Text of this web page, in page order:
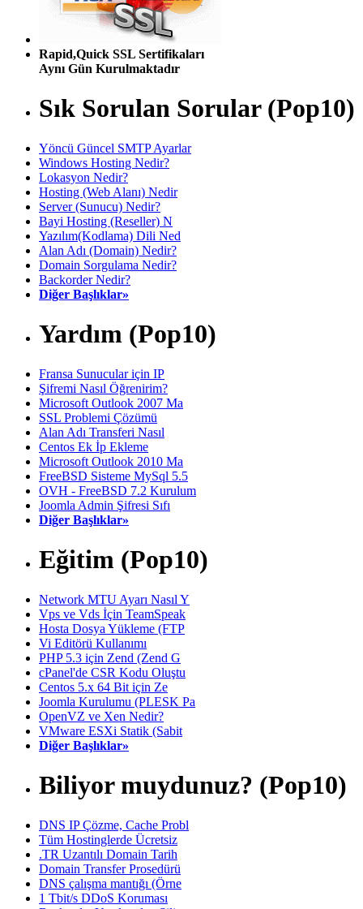
Rapid,Quick SSL Sertifikaları
Aynı Gün Kurulmaktadır
Sık Sorulan Sorular (Pop10)
Yöncü Güncel SMTP Ayarlar
Windows Hosting Nedir?
Lokasyon Nedir?
Hosting (Web Alanı) Nedir
Server (Sunucu) Nedir?
Bayi Hosting (Reseller) N
Yazılım(Kodlama) Dili Ned
Alan Adı (Domain) Nedir?
Domain Sorgulama Nedir?
Backorder Nedir?
Diğer Başlıklar»
Yardım (Pop10)
Fransa Sunucular için IP
Şifremi Nasıl Öğrenirim?
Microsoft Outlook 2007 Ma
SSL Problemi Çözümü
Alan Adı Transferi Nasıl
Centos Ek İp Ekleme
Microsoft Outlook 2010 Ma
FreeBSD Sisteme MySql 5.5
OVH - FreeBSD 7.2 Kurulum
Joomla Admin Şifresi Sıfı
Diğer Başlıklar»
Eğitim (Pop10)
Network MTU Ayarı Nasıl Y
Vps ve Vds İçin TeamSpeak
Hosta Dosya Yükleme (FTP
Vi Editörü Kullanımı
PHP 5.3 için Zend (Zend G
cPanel'de CSR Kodu Oluştu
Centos 5.x 64 Bit için Ze
Joomla Kurulumu (PLESK Pa
OpenVZ ve Xen Nedir?
VMware ESXi Statik (Sabit
Diğer Başlıklar»
Biliyor muydunuz? (Pop10)
DNS IP Çözme, Cache Probl
Tüm Hostinglerde Ücretsiz
.TR Uzantılı Domain Tarih
Domain Transfer Prosedürü
DNS çalışma mantığı (Örne
1 Tbit/s DDoS Koruması